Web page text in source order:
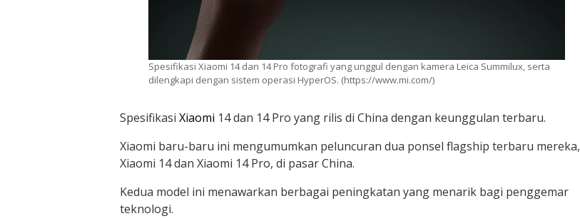
Spesifikasi Xiaomi 14 dan 14 Pro fotografi yang unggul dengan kamera Leica Summilux, serta
dilengkapi dengan sistem operasi HyperOS. (https://www.mi.com/)
Spesifikasi Xiaomi 14 dan 14 Pro yang rilis di China dengan keunggulan terbaru.
Xiaomi baru-baru ini mengumumkan peluncuran dua ponsel flagship terbaru mereka,
Xiaomi 14 dan Xiaomi 14 Pro, di pasar China.
Kedua model ini menawarkan berbagai peningkatan yang menarik bagi penggemar
teknologi.